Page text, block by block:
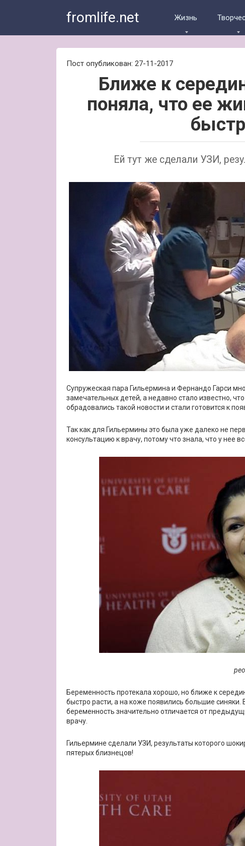
fromlife.net Жизнь
Пост опубликован: 27-11-2017
Ближе к
поняла, что ее
Ей тут же сделали УЗИ,
Супружеская пара Гильермина и Фернандо Гарси
замечательных детей, а недавно стало известно,
обрадовались такой новости и стали готовится к
Так как для Гильермины это была уже далеко не
консультацию к врачу, потому что знала, что у нее
Беременность протекала хорошо, но ближе к
быстро расти, а на коже появились большие синяки.
беременность значительно отличается от
врачу.
Гильермине сделали УЗИ, результаты которого
пятерых близнецов!